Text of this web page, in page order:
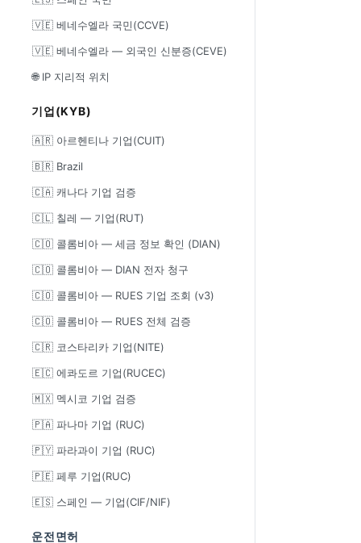
🇻🇪 베네수엘라 국민(CCVE)
🇻🇪 베네수엘라 — 외국인 신분증(CEVE)
🌐 IP 지리적 위치
기업(KYB)
🇦🇷 아르헨티나 기업(CUIT)
🇧🇷 Brazil
🇨🇦 캐나다 기업 검증
🇨🇱 칠레 — 기업(RUT)
🇨🇴 콜롬비아 — 세금 정보 확인 (DIAN)
🇨🇴 콜롬비아 — DIAN 전자 청구
🇨🇴 콜롬비아 — RUES 기업 조회 (v3)
🇨🇴 콜롬비아 — RUES 전체 검증
🇨🇷 코스타리카 기업(NITE)
🇪🇨 에콰도르 기업(RUCEC)
🇲🇽 멕시코 기업 검증
🇵🇦 파나마 기업 (RUC)
🇵🇾 파라과이 기업 (RUC)
🇵🇪 페루 기업(RUC)
🇪🇸 스페인 — 기업(CIF/NIF)
운전면허